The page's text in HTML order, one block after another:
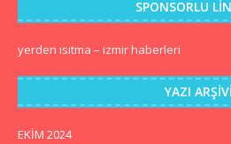
SPONSORLU
yerden ısıtma – izmir haberleri
YAZI ARŞIVI
EKIM 2024